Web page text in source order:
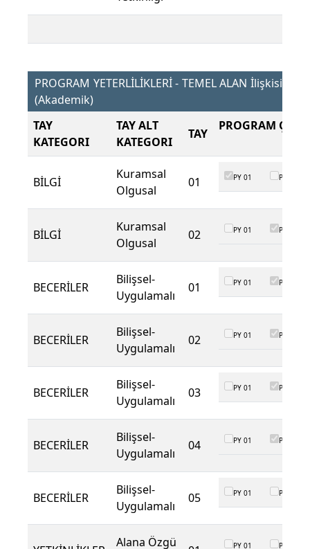
PROGRAM YETERLİLİKLERİ - TEMEL ALAN İlişkisi
(Akademik)
TAY
KATEGORI
TAY ALT
KATEGORI
TAY
PROGRAM
BİLGİ
Kuramsal
Olgusal
01 PY 01 PY 02
BİLGİ
Kuramsal
Olgusal
02 PY 01 PY 02
BECERİLER
Bilişsel-
Uygulamalı
01 PY 01 PY 02
BECERİLER
Bilişsel-
Uygulamalı
02 PY 01 PY 02
BECERİLER
Bilişsel-
Uygulamalı
03 PY 01 PY 02
BECERİLER
Bilişsel-
Uygulamalı
04 PY 01 PY 02
BECERİLER
Bilişsel-
Uygulamalı
05 PY 01 PY 02
Alana Özgü PY 01 PY 02